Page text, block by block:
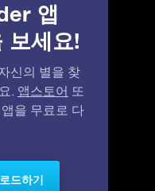
앱
보세요!
신의 별을 찾
. 앱스토어 또
을 무료로 다
드하기